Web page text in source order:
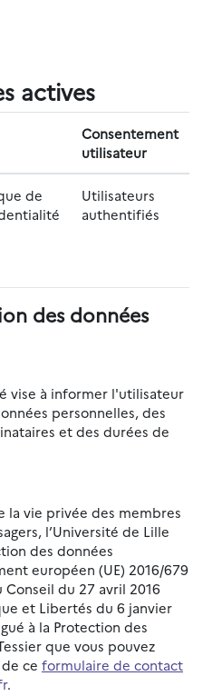
actives
Consentement
utilisateur
de
Utilisateurs
authentifiés
des données
vise à informer l'utilisateur
personnelles, des
et des durées de
la vie privée des membres
l’Université de Lille
des données
européen (UE) 2016/679
du 27 avril 2016
et Libertés du 6 janvier
à la Protection des
que vous pouvez
ce formulaire de contact
.